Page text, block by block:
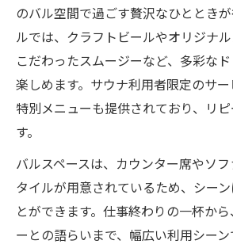
のバル空間で過ごす贅沢なひととき
ルでは、クラフトビールやオリジナ
こだわったスムージーなど、多彩な
楽しめます。サウナ利用者限定のサ
特別メニューも提供されており、リ
す。
バルスペースは、カウンター席やソ
タイルが用意されているため、シー
とができます。仕事終わりの一杯か
ーとの語らいまで、幅広い利用シー